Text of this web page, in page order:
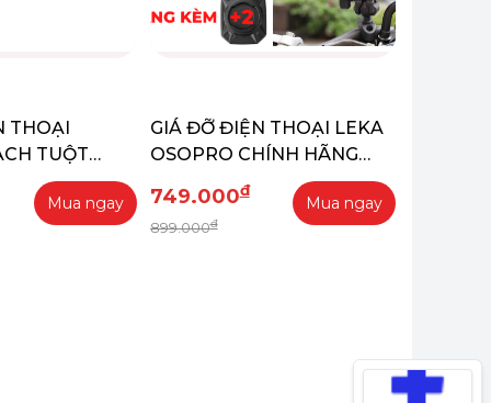
THOẠI
TUỘT
(CHÂN GHI
- CHỐNG
Mua ngay
GIÁ ĐỠ ĐIỆN THOẠI LEKA
OSOPRO CHÍNH HÃNG
(CÓ CHỐNG RUNG)
749.000đ
899.000đ
Mua ngay